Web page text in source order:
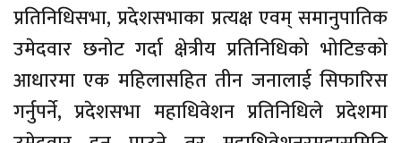
प्रतिनिधिसभा, प्रदेशसभाका प्रत्यक्ष एवम् समानुपातिक
उमेदवार छनोट गर्दा क्षेत्रीय प्रतिनिधिको भोटिङको
आधारमा एक महिलासहित तीन जनालाई सिफारिस
गर्नुपर्ने, प्रदेशसभा महाधिवेशन प्रतिनिधिले प्रदेशमा